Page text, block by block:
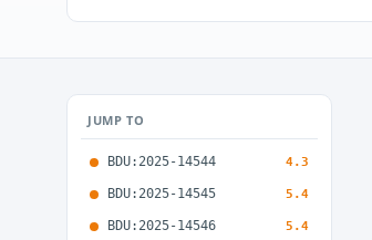
JUMP TO
BDU:2025-14544 4.3
BDU:2025-14545 5.4
BDU:2025-14546 5.4